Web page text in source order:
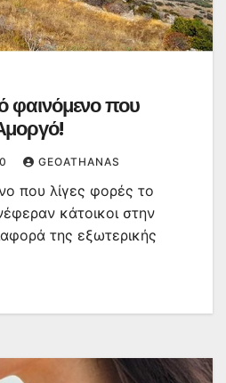
φαινόμενο που
GEOATHANAS
που λίγες φορές το
κάτοικοι στην
της εξωτερικής